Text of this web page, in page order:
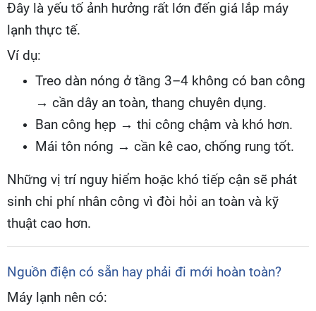
Đây là yếu tố ảnh hưởng rất lớn đến giá lắp máy
lạnh thực tế.
Ví dụ:
Treo dàn nóng ở tầng 3–4 không có ban công
→ cần dây an toàn, thang chuyên dụng.
Ban công hẹp → thi công chậm và khó hơn.
Mái tôn nóng → cần kê cao, chống rung tốt.
Những vị trí nguy hiểm hoặc khó tiếp cận sẽ phát
sinh chi phí nhân công vì đòi hỏi an toàn và kỹ
thuật cao hơn.
Nguồn điện có sẵn hay phải đi mới hoàn toàn?
Máy lạnh nên có: